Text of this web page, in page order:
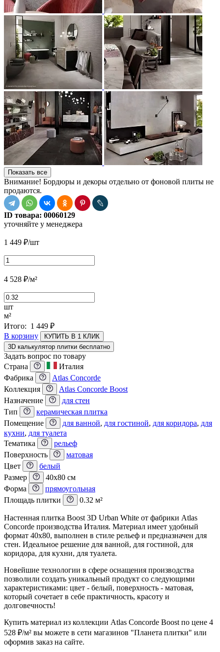
Показать все
Внимание! Бордюры и декоры отдельно от фоновой плиты не
продаются.
ID товара: 00060129
уточняйте у менеджера
1 449 ₽/шт
4 528 ₽/м²
шт
м²
Итого: 1 449 ₽
В корзину
КУПИТЬ В 1 КЛИК
3D калькулятор плитки бесплатно
Задать вопрос по товару
Страна
Италия
Фабрика
Atlas Concorde
Коллекция
Atlas Concorde Boost
Назначение
для стен
Тип
керамическая плитка
Помещение
для ванной, для гостиной, для коридора, для
кухни, для туалета
Тематика
рельеф
Поверхность
матовая
Цвет
белый
Размер
40x80 см
Форма
прямоугольная
Площадь плитки
0.32 м²
Настенная плитка Boost 3D Urban White от фабрики Atlas
Concorde производства Италия. Материал имеет удобный
формат 40x80, выполнен в стиле рельеф и предназначен для
стен. Идеальное решение для ванной, для гостиной, для
коридора, для кухни, для туалета.
Новейшие технологии в сфере оснащения производства
позволили создать уникальный продукт со следующими
характеристиками: цвет - белый, поверхность - матовая,
который сочетает в себе практичность, красоту и
долговечность!
Купить материал из коллекции Atlas Concorde Boost по цене 4
528 ₽/м² вы можете в сети магазинов "Планета плитки" или
оформив заказ на сайте.